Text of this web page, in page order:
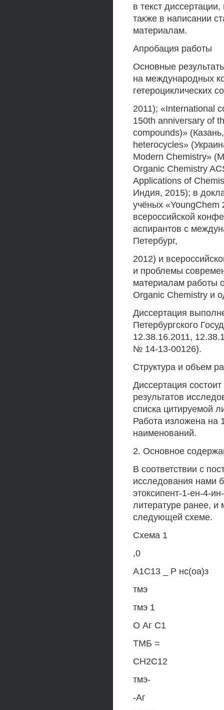
в текст
также в написании
материалам.
Апробация работы
Основные
на международных
гетероциклических
2011); «International
150th anniversary of
compounds)»
heterocycles»
Modern Chemistry»
Organic Chemistry
Applications of
Индия, 2015); в
учёных
всероссийской
аспирантов с
Петербург,
2012) и
и проблемы
материалам работы
Organic Chemistry и
Диссертация
Петербургского
12.38.16.2011,
№ 14-13-00126).
Структура и объем
Диссертация
результатов
списка цитируемой
Работа изложена на
наименований.
2. Основное
В соответствии с
исследования нами
этоксипент-1-ен-4-
литературе ранее, и
следующей схеме.
Схема 1
,0
А1С13 _ Р нс(оа)з
тмэ
тмэ 1
О Аг С1
ТМБ =
СН2С12
тмэ-
-Аг